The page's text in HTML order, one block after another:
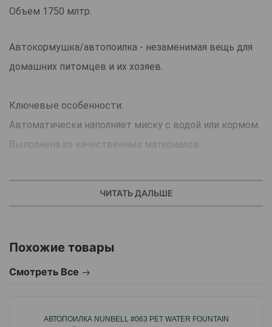
Объем 1750 млтр.
Автокормушка/автопоилка - незаменимая вещь для
домашних питомцев и их хозяев.
Ключевые особенности:
Автоматически наполняет миску с водой или кормом.
Выполнена из качественных материалов.
питомцев дома на долгое время.
автокормушка/автопоилка.
основание, выполненное в форме миски.
ЧИТАТЬ ДАЛЬШЕ
Похожие товары
Смотреть Все
АВТОПОИЛКА NUNBELL #063 PET WATER FOUNTAIN